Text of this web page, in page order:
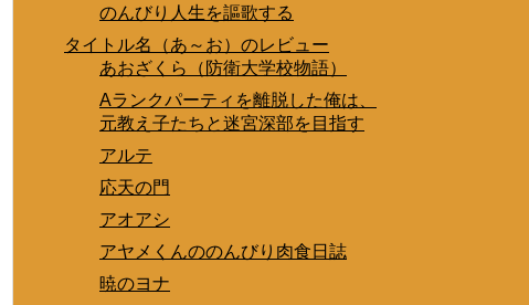
のんびり人生を謳歌する
タイトル名（あ～お）のレビュー
あおざくら（防衛大学校物語）
Aランクパーティを離脱した俺は、
元教え子たちと迷宮深部を目指す
アルテ
応天の門
アオアシ
アヤメくんののんびり肉食日誌
暁のヨナ